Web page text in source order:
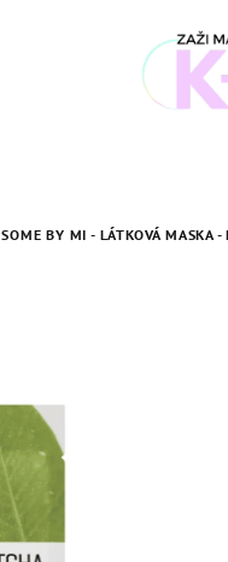
SOME BY MI - LÁTKOVÁ MASKA -